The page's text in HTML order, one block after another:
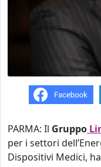
PARMA: Il Gruppo
per i settori
Dispositivi Medici,